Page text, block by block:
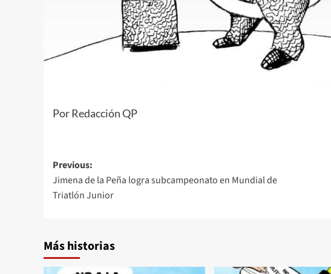
Por Redacción QP
Post
navigation
Previous:
Jimena de la Peña logra subcampeonato en Mundial de
Triatlón Junior
Más historias